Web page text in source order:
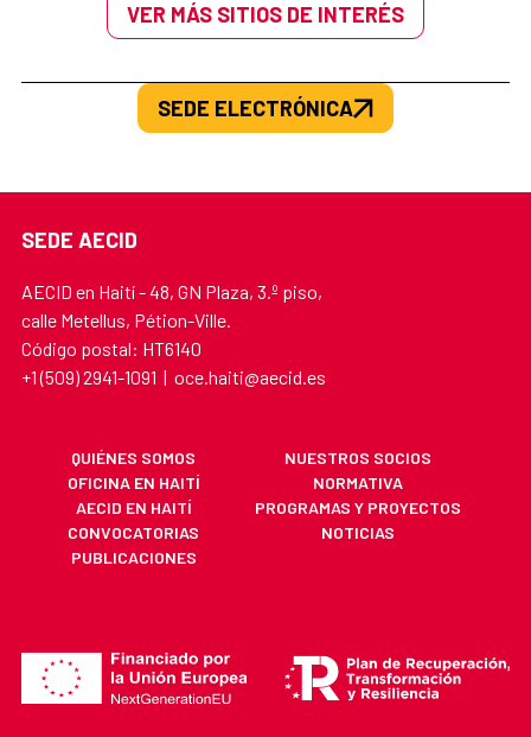
VER MÁS SITIOS DE INTERÉS
SEDE ELECTRÓNICA
SEDE AECID
AECID en Haití - 48, GN Plaza, 3.º piso,
calle Metellus, Pétion-Ville.
Código postal: HT6140
+1 (509) 2941-1091 | oce.haiti@aecid.es
QUIÉNES SOMOS
NUESTROS SOCIOS
OFICINA EN HAITÍ
NORMATIVA
AECID EN HAITÍ
PROGRAMAS Y PROYECTOS
CONVOCATORIAS
NOTICIAS
PUBLICACIONES